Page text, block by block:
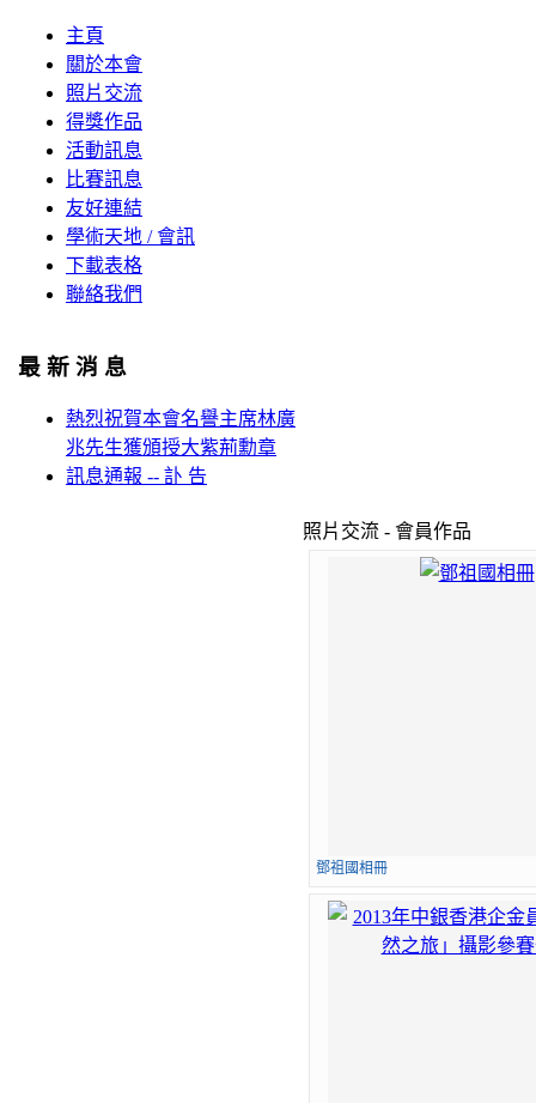
主頁
關於本會
照片交流
得獎作品
活動訊息
比賽訊息
友好連結
學術天地 / 會訊
下載表格
聯絡我們
最 新 消 息
熱烈祝賀本會名譽主席林廣
兆先生獲頒授大紫荊勳章
訊息通報 -- 訃 告
照片交流 - 會員作品
鄧祖國相冊